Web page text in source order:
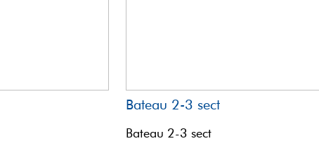
Bateau 2-3 sect
Bateau 2-3 sect